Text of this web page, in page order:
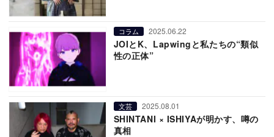
コラム 2025.06.22
JOIとK、Lapwingと私たちの“類似
性の正体”
文芸 2025.08.01
SHINTANI × ISHIYAが明かす、噂の
真相